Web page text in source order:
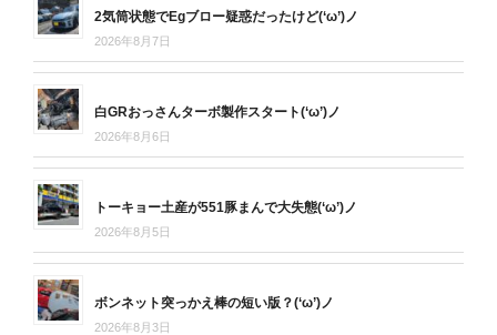
2気筒状態でEgブロー疑惑だったけど(‘ω’)ノ
2026年8月7日
白GRおっさんターボ製作スタート(‘ω’)ノ
2026年8月6日
トーキョー土産が551豚まんで大失態(‘ω’)ノ
2026年8月5日
ボンネット突っかえ棒の短い版？(‘ω’)ノ
2026年8月3日